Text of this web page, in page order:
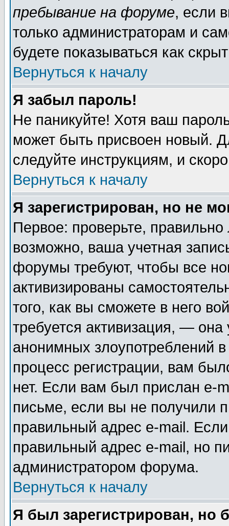
пребывание на форуме, если
только администраторам и
будете показываться как
Вернуться к началу
Я забыл пароль!
Не паникуйте! Хотя ваш
может быть присвоен новый.
следуйте инструкциям, и
Вернуться к началу
Я зарегистрирован, но не
Первое: проверьте,
возможно, ваша учетная
форумы требуют, чтобы все
активизированы
того, как вы сможете в него
требуется активизация, —
анонимных злоупотреблений
процесс регистрации, вам
нет. Если вам был прислан e-
письме, если вы не получили
правильный адрес e-mail.
правильный адрес e-mail, но
администратором форума.
Вернуться к началу
Я был зарегистрирован, но